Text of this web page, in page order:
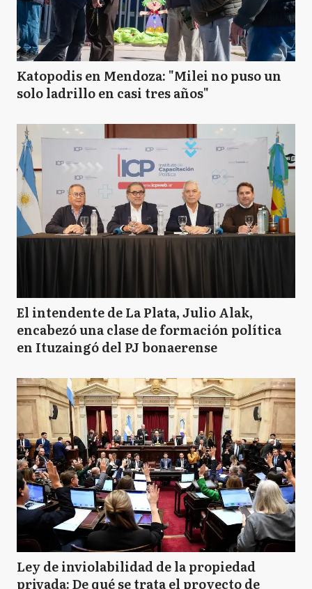
Katopodis en Mendoza: "Milei no puso un
solo ladrillo en casi tres años"
El intendente de La Plata, Julio Alak,
encabezó una clase de formación política
en Ituzaingó del PJ bonaerense
Ley de inviolabilidad de la propiedad
privada: De qué se trata el proyecto de